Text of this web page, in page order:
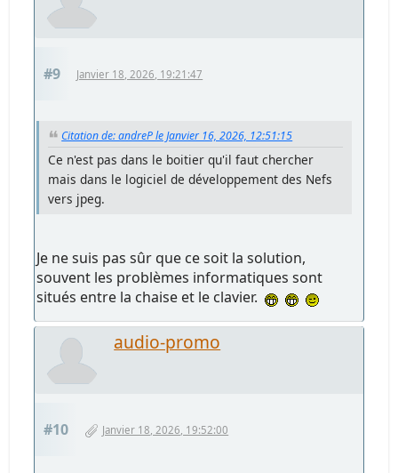
#9 Janvier 18, 2026, 19:21:47
Citation de: andreP le Janvier 16, 2026, 12:51:15
Ce n'est pas dans le boitier qu'il faut chercher
mais dans le logiciel de développement des Nefs
vers jpeg.
Je ne suis pas sûr que ce soit la solution,
souvent les problèmes informatiques sont
situés entre la chaise et le clavier.
audio-promo
#10 Janvier 18, 2026, 19:52:00